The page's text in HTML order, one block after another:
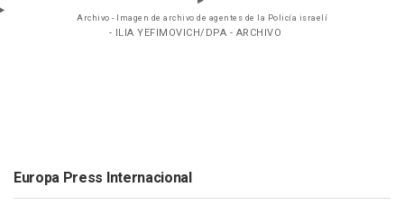
Archivo - Imagen de archivo de agentes de la Policía israelí
- ILIA YEFIMOVICH/DPA - ARCHIVO
Europa Press Internacional